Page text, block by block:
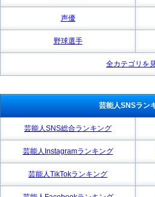
声優
野球選手
全カテゴリを
芸能人SNSラン
芸能人SNS総合ランキング
芸能人Instagramランキング
芸能人TikTokランキング